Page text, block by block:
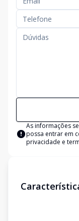
As informações
possa entrar em
privacidade e